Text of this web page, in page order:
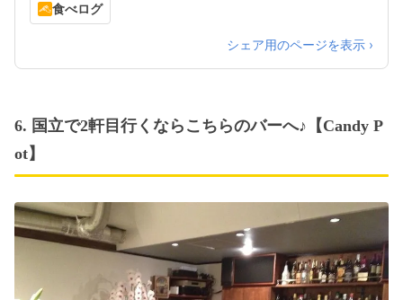
食べログ
シェア用のページを表示 ›
6. 国立で2軒目行くならこちらのバーへ♪【Candy P
ot】